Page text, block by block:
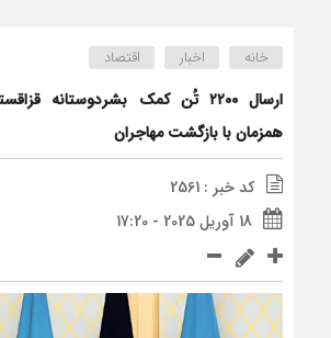
خانه اخبار اقتصاد
ارسال ۲۲۰۰ تُن کمک بشردوستانه
همزمان با بازگشت مهاجران
کد خبر : 2561
18 آوریل 2025 - 17:20